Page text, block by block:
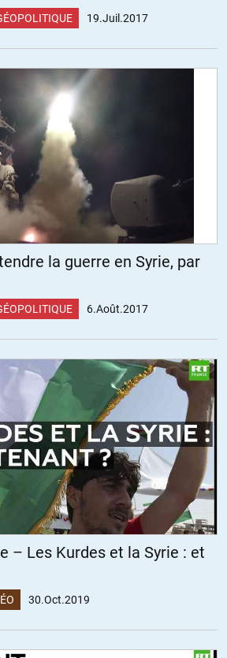
19.Juil.2017
la guerre en Syrie, par
6.Août.2017
– Les Kurdes et la Syrie : et
30.Oct.2019